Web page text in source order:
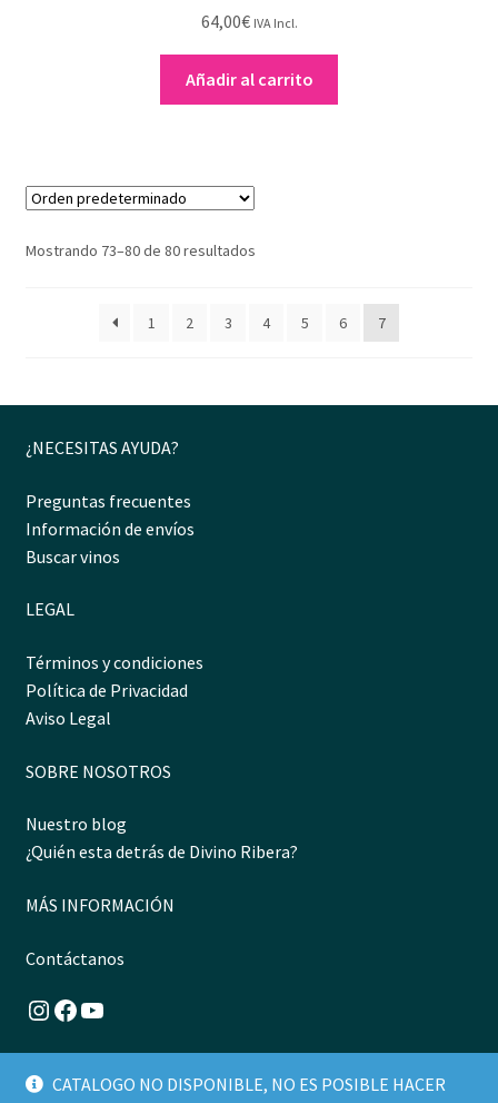
CATALOGO NO DISPONIBLE, NO ES POSIBLE HACER
64,00€ IVA Incl.
Añadir al carrito
Mostrando 73–80 de 80 resultados
1 2 3 4 5 6 7
¿NECESITAS AYUDA?
Preguntas frecuentes
Información de envíos
Buscar vinos
LEGAL
Términos y condiciones
Política de Privacidad
Aviso Legal
SOBRE NOSOTROS
Nuestro blog
¿Quién esta detrás de Divino Ribera?
MÁS INFORMACIÓN
Contáctanos
Instagram
Facebook
YouTube